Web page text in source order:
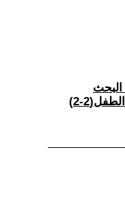
البحث
2)